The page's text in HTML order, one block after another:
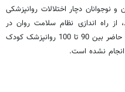
نوجوانان دچار اختلالات روانپزشکی
از راه اندازی نظام سلامت روان در
کودکان و نوجوانان خبر داد و افزود: در حال حاضر بین 90 تا 100 روانپزشک کودک
انجام نشده است.